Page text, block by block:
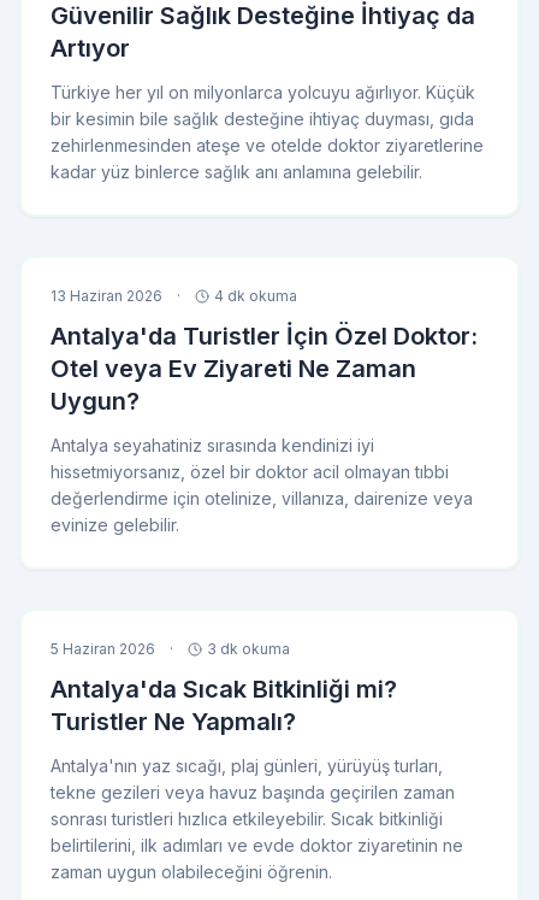
Güvenilir Sağlık Desteğine İhtiyaç da
Artıyor
Türkiye her yıl on milyonlarca yolcuyu ağırlıyor. Küçük
bir kesimin bile sağlık desteğine ihtiyaç duyması, gıda
zehirlenmesinden ateşe ve otelde doktor ziyaretlerine
kadar yüz binlerce sağlık anı anlamına gelebilir.
13 Haziran 2026 · 4 dk okuma
Antalya'da Turistler İçin Özel Doktor:
Otel veya Ev Ziyareti Ne Zaman
Uygun?
Antalya seyahatiniz sırasında kendinizi iyi
hissetmiyorsanız, özel bir doktor acil olmayan tıbbi
değerlendirme için otelinize, villanıza, dairenize veya
evinize gelebilir.
5 Haziran 2026 · 3 dk okuma
Antalya'da Sıcak Bitkinliği mi?
Turistler Ne Yapmalı?
Antalya'nın yaz sıcağı, plaj günleri, yürüyüş turları,
tekne gezileri veya havuz başında geçirilen zaman
sonrası turistleri hızlıca etkileyebilir. Sıcak bitkinliği
belirtilerini, ilk adımları ve evde doktor ziyaretinin ne
zaman uygun olabileceğini öğrenin.